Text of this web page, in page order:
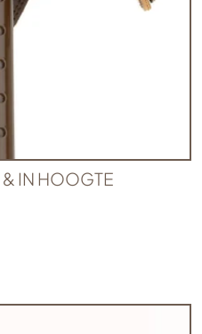
IN HOOGTE